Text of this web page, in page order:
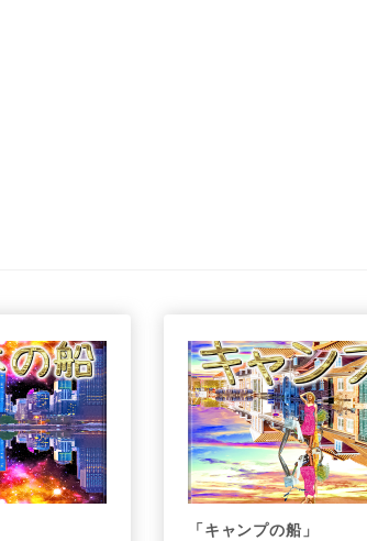
「キャンプの船」